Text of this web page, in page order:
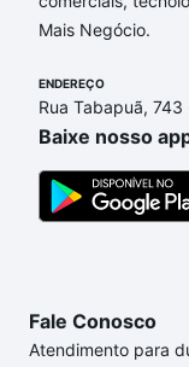
nossas opções
ainda tem
processo de
custa comprar
gente para
segurança e
Mais Negócio.
ENDEREÇO
Rua Tabapuã,
Baixe nosso
Fale Conosco
Atendimento para